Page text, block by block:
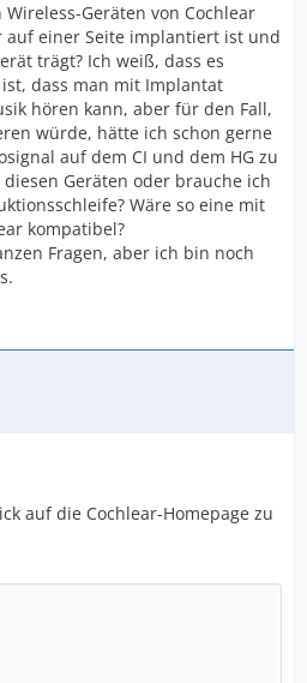
Geräten von Cochlear
einer Seite implantiert ist und
trägt? Ich weiß, dass es
dass man mit Implantat
hören kann, aber für den Fall,
würde, hätte ich schon gerne
auf dem CI und dem HG zu
Geräten oder brauche ich
Wäre so eine mit
kompatibel?
Fragen, aber ich bin noch
auf die Cochlear-Homepage zu